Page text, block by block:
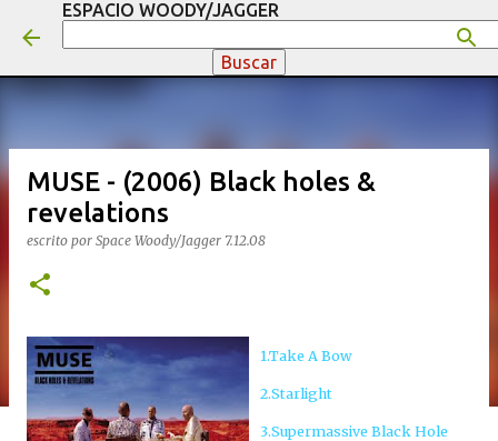
Ir al contenido principal
ESPACIO WOODY/JAGGER
MUSE - (2006) Black holes &
revelations
escrito por Space Woody/Jagger 7.12.08
1.Take A Bow
2.Starlight
3.Supermassive Black Hole